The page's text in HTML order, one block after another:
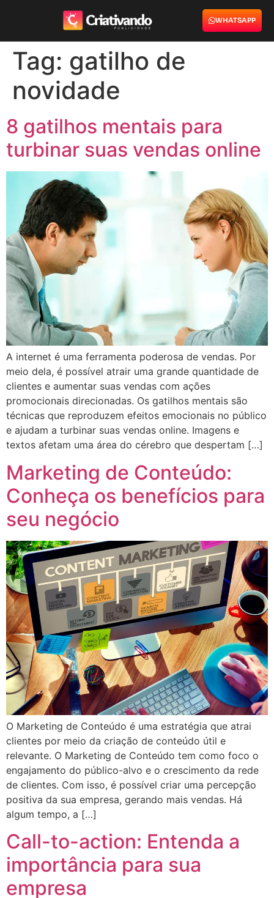
WHATSAPP
Tag: gatilho de
novidade
8 gatilhos mentais para
turbinar suas vendas online
A internet é uma ferramenta poderosa de vendas. Por
meio dela, é possível atrair uma grande quantidade de
clientes e aumentar suas vendas com ações
promocionais direcionadas. Os gatilhos mentais são
técnicas que reproduzem efeitos emocionais no público
e ajudam a turbinar suas vendas online. Imagens e
textos afetam uma área do cérebro que despertam […]
Marketing de Conteúdo:
Conheça os benefícios para
seu negócio
O Marketing de Conteúdo é uma estratégia que atrai
clientes por meio da criação de conteúdo útil e
relevante. O Marketing de Conteúdo tem como foco o
engajamento do público-alvo e o crescimento da rede
de clientes. Com isso, é possível criar uma percepção
positiva da sua empresa, gerando mais vendas. Há
algum tempo, a […]
Call-to-action: Entenda a
importância para sua
empresa